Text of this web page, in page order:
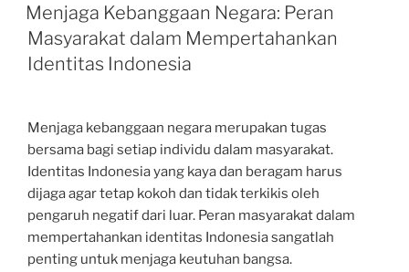
ON
Menjaga Kebanggaan Negara: Peran
Masyarakat dalam Mempertahankan
Identitas Indonesia
Menjaga kebanggaan negara merupakan tugas
bersama bagi setiap individu dalam masyarakat.
Identitas Indonesia yang kaya dan beragam harus
dijaga agar tetap kokoh dan tidak terkikis oleh
pengaruh negatif dari luar. Peran masyarakat dalam
mempertahankan identitas Indonesia sangatlah
penting untuk menjaga keutuhan bangsa.